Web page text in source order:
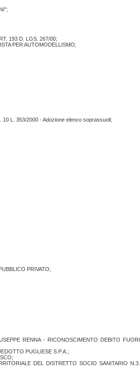
193 D. LGS. 267/00;
PER AUTOMODELLISMO;
L. 353/2000 - Adozione elenco soprassuoli;
PRIVATO;
RENNA - RICONOSCIMENTO DEBITO FUORI
PUGLIESE S.P.A.;
DEL DISTRETTO SOCIO SANITARIO N.3.